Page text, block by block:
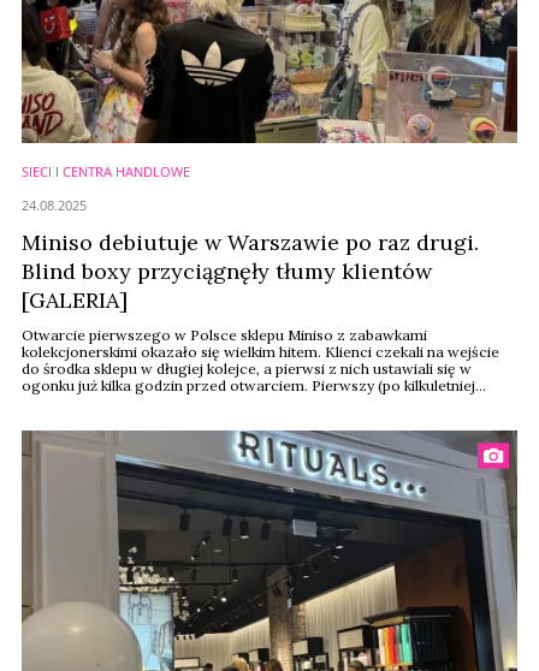
SIECI I CENTRA HANDLOWE
Miniso debiutuje w Warszawie po raz drugi.
Blind boxy przyciągnęły tłumy klientów
[GALERIA]
Otwarcie pierwszego w Polsce sklepu Miniso z zabawkami
kolekcjonerskimi okazało się wielkim hitem. Klienci czekali na wejście
do środka sklepu w długiej kolejce, a pierwsi z nich ustawiali się w
ogonku już kilka godzin przed otwarciem. Pierwszy (po kilkuletniej
24.08.2025